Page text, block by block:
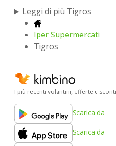
Leggi di più Tigros
Iper Supermercati
Tigros
I più recenti volantini, offerte e sconti
Scarica da
Scarica da